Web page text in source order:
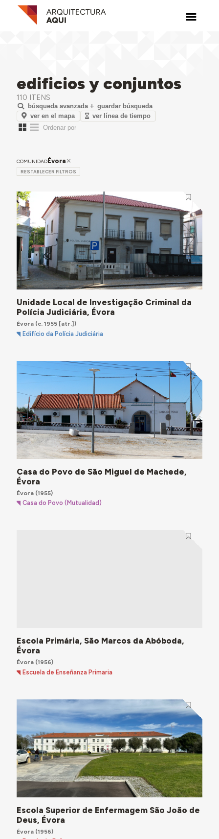
edificios y conjuntos
110 ITENS
búsqueda avanzada
guardar búsqueda
ver en el mapa
ver línea de tiempo
COMUNIDADÉvora
RESTABLECER FILTROS
Unidade Local de Investigação Criminal da
Polícia Judiciária, Évora
Évora(c. 1955 [atr.])
Edifício da Polícia Judiciária
Casa do Povo de São Miguel de Machede,
Évora
Évora(1955)
Casa do Povo (Mutualidad)
Escola Primária, São Marcos da Abóboda,
Évora
Évora(1956)
Escuela de Enseñanza Primaria
Escola Superior de Enfermagem São João de
Deus, Évora
Évora(1956)